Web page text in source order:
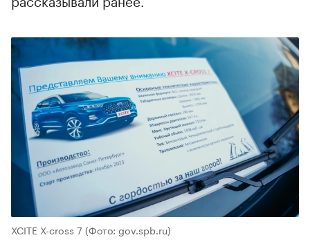
XCITE X-cross 7 (Фото: gov.spb.ru)